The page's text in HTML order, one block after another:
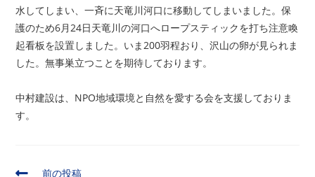
水してしまい、一斉に天竜川河口に移動してしまいました。保
護のため6月24日天竜川の河口へロープスティックを打ち注意喚
起看板を設置しました。いま200羽程おり、沢山の卵が見られま
した。無事巣立つことを期待しております。
中村建設は、NPO地域環境と自然を愛する会を支援しておりま
す。
そ
前の投稿